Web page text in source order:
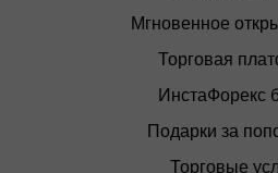
Мгновенное
Торговая
ИнстаФорекс
Подарки за
Торговые